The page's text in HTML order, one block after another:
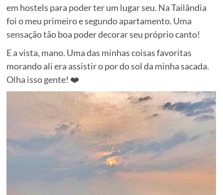
em hostels para poder ter um lugar seu. Na Tailândia
foi o meu primeiro e segundo apartamento. Uma
sensação tão boa poder decorar seu próprio canto!
E a vista, mano. Uma das minhas coisas favoritas
morando ali era assistir o por do sol da minha sacada.
Olha isso gente! ❤️